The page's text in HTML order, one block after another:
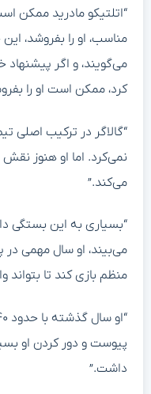
“اتلتیکو مادرید ممکن
مناسب، او را بفروشد،
می‌گویند، و اگر پیشنهاد
کرد، ممکن است او را
“گالاگر در ترکیب اصلی
نمی‌کرد. اما او هنوز نقش
می‌کند.”
“بسیاری به این بستگی
می‌بیند، او سال مهمی
منظم بازی کند تا
پیوست و دور کردن او
داشت.”